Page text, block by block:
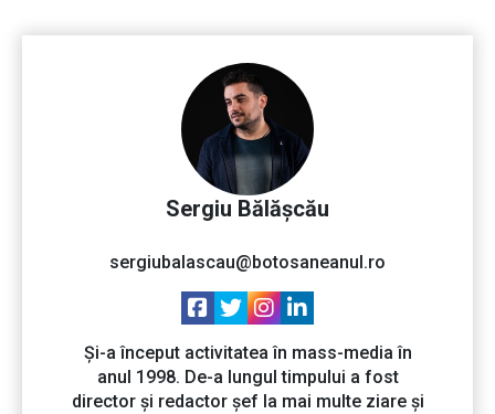
Sergiu Bălășcău
sergiubalascau@botosaneanul.ro
Și-a început activitatea în mass-media în
anul 1998. De-a lungul timpului a fost
director și redactor șef la mai multe ziare și